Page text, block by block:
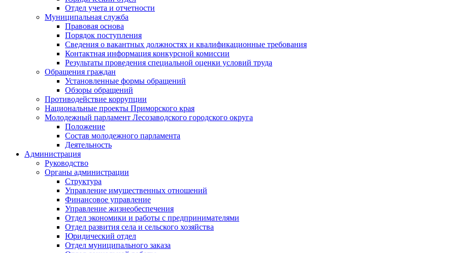
Отдел учета и отчетности
Муниципальная служба
Правовая основа
Порядок поступления
Сведения о вакантных должностях и квалификационные требования
Контактная информация конкурсной комиссии
Результаты проведения специальной оценки условий труда
Обращения граждан
Установленные формы обращений
Обзоры обращений
Противодействие коррупции
Национальные проекты Приморского края
Молодежный парламент Лесозаводского городского округа
Положение
Состав молодежного парламента
Деятельность
Администрация
Руководство
Органы администрации
Структура
Управление имущественных отношений
Финансовое управление
Управление жизнеобеспечения
Отдел экономики и работы с предпринимателями
Отдел развития села и сельского хозяйства
Юридический отдел
Отдел муниципального заказа